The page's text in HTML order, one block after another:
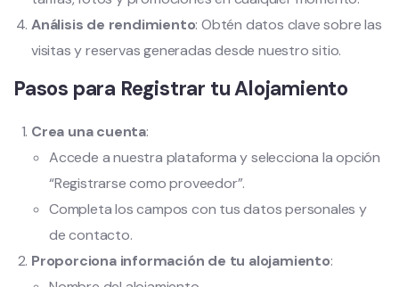
Análisis de rendimiento: Obtén datos clave sobre las
visitas y reservas generadas desde nuestro sitio.
Pasos para Registrar tu Alojamiento
Crea una cuenta:
Accede a nuestra plataforma y selecciona la opción
“Registrarse como proveedor”.
Completa los campos con tus datos personales y
de contacto.
Proporciona información de tu alojamiento: